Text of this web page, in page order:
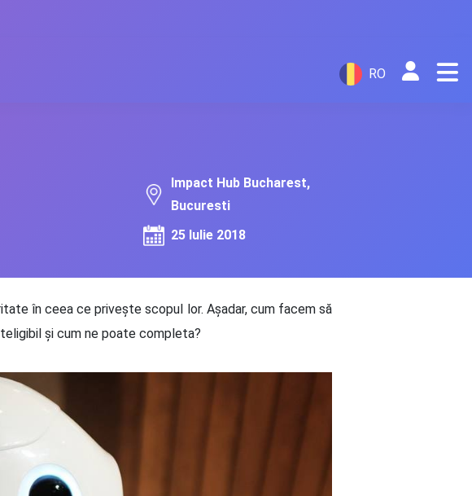
RO
Impact Hub Bucharest,
Bucuresti
25 Iulie 2018
în ceea ce privește scopul lor. Așadar, cum facem să
și cum ne poate completa?